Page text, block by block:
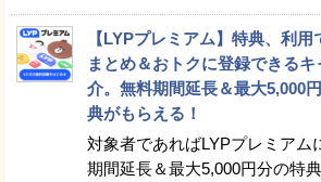
【LYPプレミアム】特典、利
まとめ＆おトクに登録できる
介。無料期間延長＆最大5,000
典がもらえる！
対象者であればLYPプレミアム
期間延長＆最大5,000円分の特